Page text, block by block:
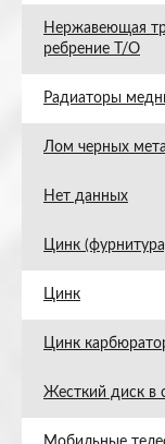
Нержавеющая
ребрение Т/О
Радиаторы
Лом черных
Нет данных
Цинк
Цинк
Цинк
Жесткий диск в